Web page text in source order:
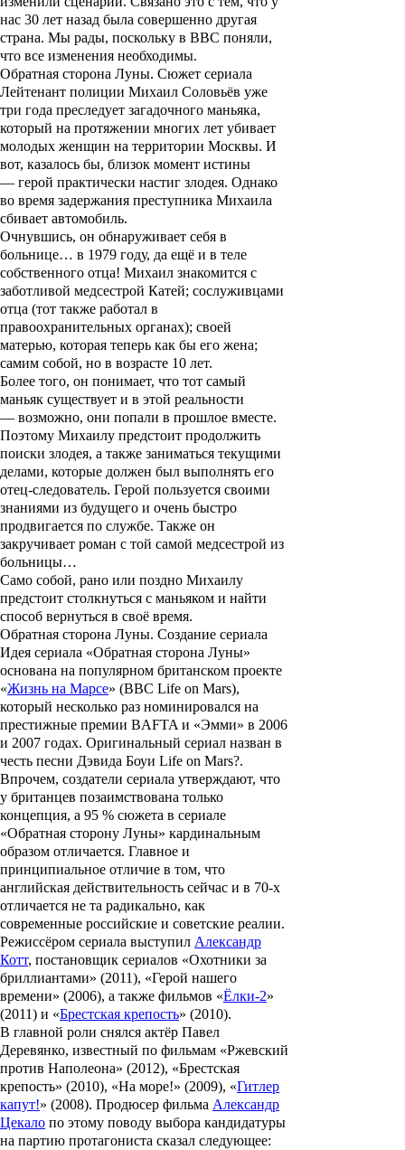
нас 30 лет назад была совершенно другая
страна. Мы рады, поскольку в ВВС поняли,
что все изменения необходимы.
Обратная сторона Луны. Сюжет сериала
Лейтенант полиции Михаил Соловьёв уже
три года преследует загадочного маньяка,
который на протяжении многих лет убивает
молодых женщин на территории Москвы. И
вот, казалось бы, близок момент истины
— герой практически настиг злодея. Однако
во время задержания преступника Михаила
сбивает автомобиль.
Очнувшись, он обнаруживает себя в
больнице… в 1979 году, да ещё и в теле
собственного отца! Михаил знакомится с
заботливой медсестрой Катей; сослуживцами
отца (тот также работал в
правоохранительных органах); своей
матерью, которая теперь как бы его жена;
самим собой, но в возрасте 10 лет.
Более того, он понимает, что тот самый
маньяк существует и в этой реальности
— возможно, они попали в прошлое вместе.
Поэтому Михаилу предстоит продолжить
поиски злодея, а также заниматься текущими
делами, которые должен был выполнять его
отец-следователь. Герой пользуется своими
знаниями из будущего и очень быстро
продвигается по службе. Также он
закручивает роман с той самой медсестрой из
больницы…
Само собой, рано или поздно Михаилу
предстоит столкнуться с маньяком и найти
способ вернуться в своё время.
Обратная сторона Луны. Создание сериала
Идея сериала «Обратная сторона Луны»
основана на популярном британском проекте
«Жизнь на Марсе» (BBC Life on Mars),
который несколько раз номинировался на
престижные премии BAFTA и «Эмми» в 2006
и 2007 годах. Оригинальный сериал назван в
честь песни Дэвида Боуи Life on Mars?.
Впрочем, создатели сериала утверждают, что
у британцев позаимствована только
концепция, а 95 % сюжета в сериале
«Обратная сторону Луны» кардинальным
образом отличается. Главное и
принципиальное отличие в том, что
английская действительность сейчас и в 70-х
отличается не та радикально, как
современные российские и советские реалии.
Режиссёром сериала выступил Александр
Котт, постановщик сериалов «Охотники за
бриллиантами» (2011), «Герой нашего
времени» (2006), а также фильмов «Ёлки-2»
(2011) и «Брестская крепость» (2010).
В главной роли снялся актёр Павел
Деревянко, известный по фильмам «Ржевский
против Наполеона» (2012), «Брестская
крепость» (2010), «На море!» (2009), «Гитлер
капут!» (2008). Продюсер фильма Александр
Цекало по этому поводу выбора кандидатуры
на партию протагониста сказал следующее: